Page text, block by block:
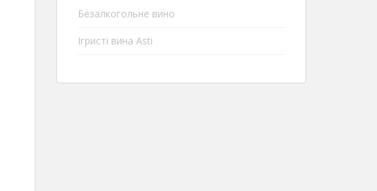
Безалкогольне вино
Ігристі вина Asti